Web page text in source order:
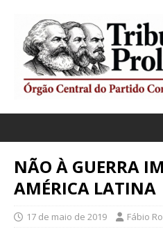
NÃO À GUERRA
AMÉRICA LATINA
17 de maio de 2019 Fábio